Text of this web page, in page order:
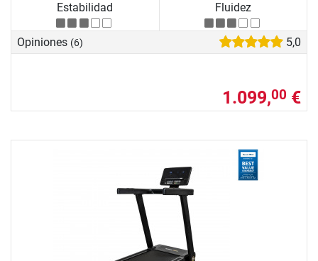
Estabilidad Fluidez
Opiniones (6) 5,0
1.099,00 €